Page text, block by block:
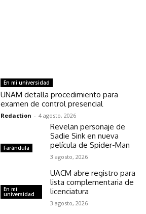
En mi universidad
UNAM detalla procedimiento para
examen de control presencial
Redaction - 4 agosto, 2026
Farándula
Revelan personaje de
Sadie Sink en nueva
película de Spider-Man
3 agosto, 2026
En mi
universidad
UACM abre registro para
lista complementaria de
licenciatura
3 agosto, 2026